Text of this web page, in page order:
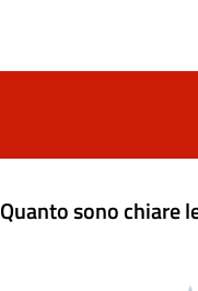
Quanto sono chiare